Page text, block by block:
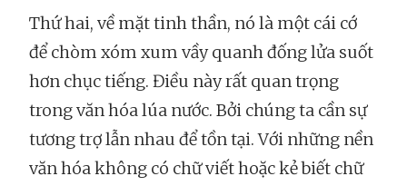
Thứ hai, về mặt tinh thần, nó là một cái cớ
để chòm xóm xum vầy quanh đống lửa suốt
hơn chục tiếng. Điều này rất quan trọng
trong văn hóa lúa nước. Bởi chúng ta cần sự
tương trợ lẫn nhau để tồn tại. Với những nền
văn hóa không có chữ viết hoặc kẻ biết chữ